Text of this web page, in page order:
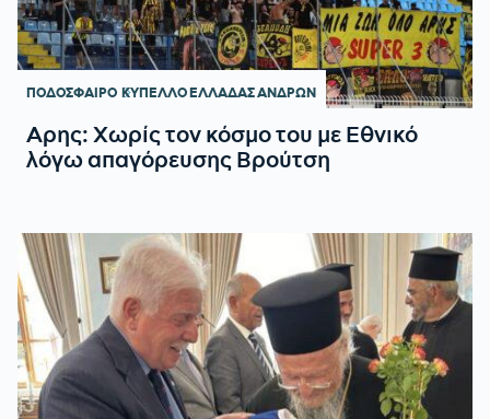
ΠΟΔΟΣΦΑΙΡΟ ΚΥΠΕΛΛΟ ΕΛΛΑΔΑΣ ΑΝΔΡΩΝ
Αρης: Χωρίς τον κόσμο του με Εθνικό
λόγω απαγόρευσης Βρούτση